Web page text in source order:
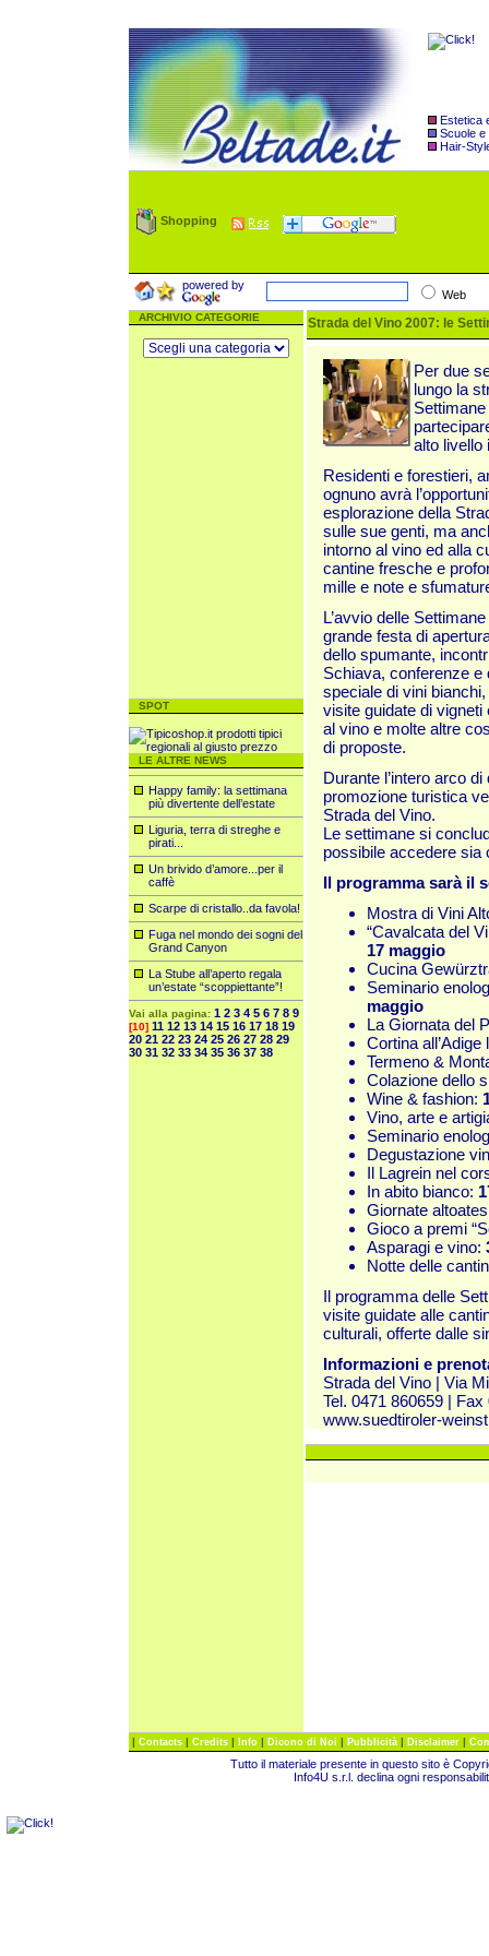
Estetica
Scuole e
Hair-
Shopping
powered by
Web
ARCHIVIO CATEGORIE
SPOT
LE ALTRE NEWS
Happy family: la settimana
più divertente dell’estate
Liguria, terra di streghe e
pirati...
Un brivido d’amore...per il
caffè
Scarpe di cristallo..da favola!
Fuga nel mondo dei sogni del
Grand Canyon
La Stube all’aperto regala
un’estate “scoppiettante”!
Vai alla pagina: 1 2 3 4 5 6 7 8 9
[10] 11 12 13 14 15 16 17 18 19
20 21 22 23 24 25 26 27 28 29
30 31 32 33 34 35 36 37 38
Strada del Vino 2007: le
Per due
lungo la
alto livello
Residenti e forestieri,
ognuno avrà
esplorazione della
sulle sue genti, ma
intorno al vino ed alla
cantine fresche e
mille e note e
L’avvio delle
grande festa di
dello spumante,
Schiava, conferenze e
speciale di vini
visite guidate di
al vino e molte altre
di proposte.
Durante l’intero arco
promozione turistica
Strada del Vino.
Le settimane si
possibile accedere sia
Il programma sarà il
Mostra di Vini
“Cavalcata del
17 maggio
Cucina
Seminario
maggio
La Giornata del
Cortina
Termeno &
Colazione dello
Wine & fashion:
Vino, arte e
Seminario
Degustazione
Il Lagrein nel
In abito bianco:
Giornate
Gioco a premi
Asparagi e vino:
Notte delle
Il programma delle
visite guidate alle
culturali, offerte dalle
Informazioni e
Strada del Vino | Via
Tel. 0471 860659 |
www.suedtiroler-
| Contacts | Credits | Info | Dicono di Noi | Pubblicità | Disclaimer |
Tutto il materiale presente in questo sito è
Info4U s.r.l. declina ogni